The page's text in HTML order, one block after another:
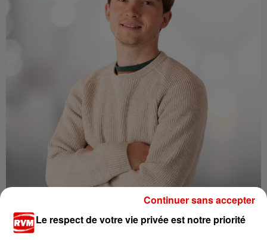
Le respect de votre vie privée est notre priorité
Continuer sans accepter